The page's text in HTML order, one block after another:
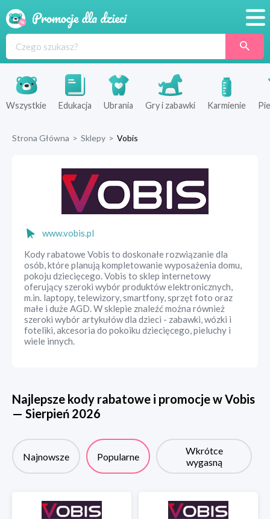
Produkty
Sklepy
Wszystkie Edukacja Ubrania Gry i zabawki Karmienie
Strona Główna > Sklepy > Vobis
www.vobis.pl
Kody rabatowe Vobis to doskonałe rozwiązanie dla
osób, które planują kompletowanie wyposażenia domu,
pokoju dziecięcego. Vobis to sklep internetowy
oferujący szeroki wybór produktów elektronicznych,
m.in. laptopy, telewizory, smartfony, sprzęt foto oraz
małe i duże AGD. W sklepie znaleźć można również
szeroki wybór artykułów dla dzieci - zabawki, wózki i
foteliki, akcesoria do pokoiku dziecięcego, pieluchy i
wiele innych.
Najlepsze kody rabatowe i promocje wVobis
— Sierpień 2026
Najnowsze Popularne
Wkrótce
wygasną